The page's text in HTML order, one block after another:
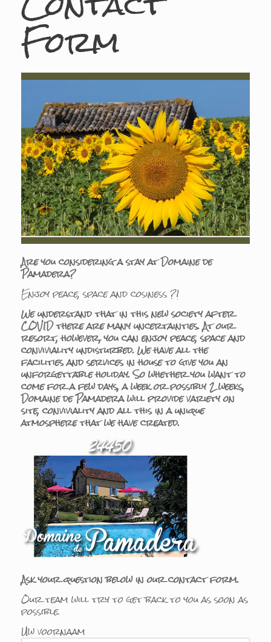
Form
Are you considering a stay at Domaine de
Pamadera?
Enjoy peace, space and cosiness ?!
We understand that in this new society after
COVID there are many uncertainties. At our
resort, however, you can enjoy peace, space and
conviviality undisturbed. We have all the
facilities and services in house to give you an
unforgettable holiday. So whether you want to
come for a few days, a week or possibly 2 weeks,
Domaine de Pamadera will provide variety on
site, conviviality and all this in a unique
atmosphere that we have created.
Ask your question below in our contact form.
Our team will try to get back to you as soon as
possible.
Uw voornaam